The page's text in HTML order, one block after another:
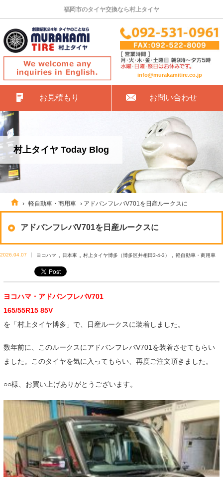
福岡市のタイヤ交換なら村上タイヤ
info@murakamitire.co.jp
お見積もり お問い合わせ
村上タイヤ Today Blog
› 軽自動車・商用車 › アドバンフレバV701を日産ルークスに
アドバンフレバV701を日産ルークスに
2026.04.07 ヨコハマ 日本車, 村上タイヤ博多（博多区井相田3-4-3） 軽自動車・商用車
ヨコハマ・アドバンフレバV701
165/55R15 85V
を「村上タイヤ博多」で、日産ルークスに装着しました。
数年前に、このルークスにアドバンフレバV701を装着させてもらい
ました。このタイヤを気に入ってもらい、再度ご注文頂きました。
○○様、お買い上げありがとうございます。